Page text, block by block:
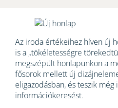
Az iroda értékeihez híven új
is a „tökéletességre
megszépült honlapunkon a
fősorok mellett új
eligazodásban, és teszik még
információkeresést.